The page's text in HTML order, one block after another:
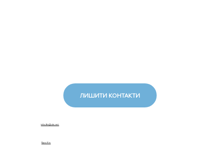
ЛИШИТИ КОНТАКТИ
info.ifin@ukr.net
Про iFin